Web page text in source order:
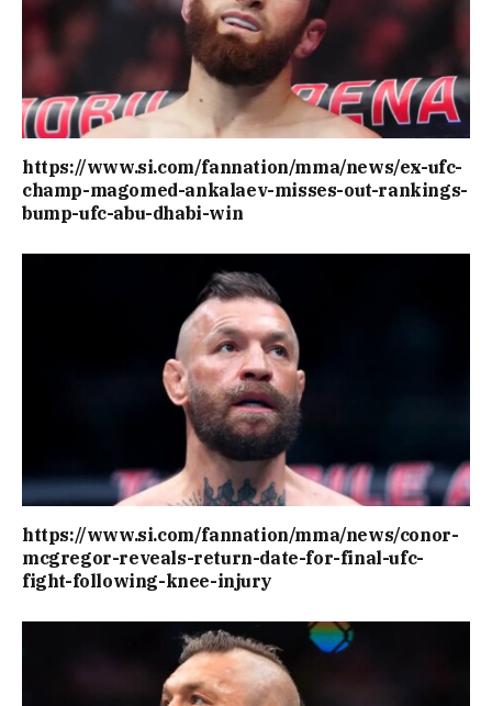
https://www.si.com/fannation/mma/news/ex-ufc-
champ-magomed-ankalaev-misses-out-rankings-
bump-ufc-abu-dhabi-win
https://www.si.com/fannation/mma/news/conor-
mcgregor-reveals-return-date-for-final-ufc-
fight-following-knee-injury